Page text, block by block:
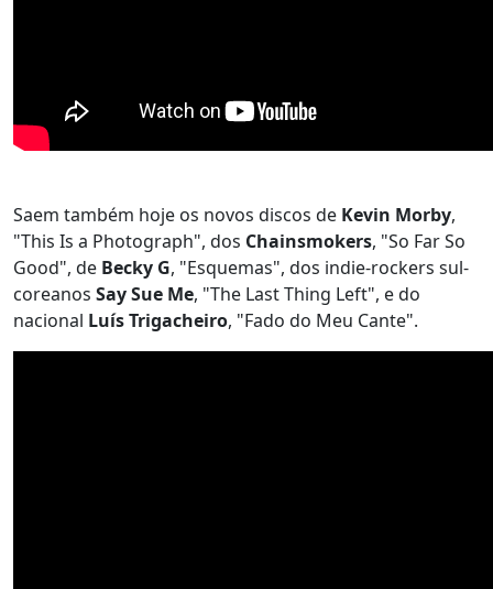
Saem também hoje os novos discos de Kevin Morby,
"This Is a Photograph", dos Chainsmokers, "So Far So
Good", de Becky G, "Esquemas", dos indie-rockers sul-
coreanos Say Sue Me, "The Last Thing Left", e do
nacional Luís Trigacheiro, "Fado do Meu Cante".